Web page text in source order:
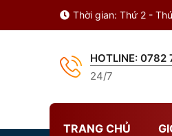
Thời gian: Thứ 2 -
HOTLINE: 0782
24/7
TRANG CHỦ